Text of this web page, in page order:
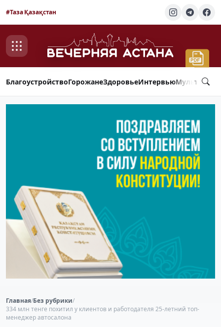
#Таза Қазақстан
БлагоустройствоГорожанеЗдоровьеИнтервью
Главная/Без рубрики/
334 млн тенге похитил у клиентов и работодателя 25-летний топ-
менеджер автосалона